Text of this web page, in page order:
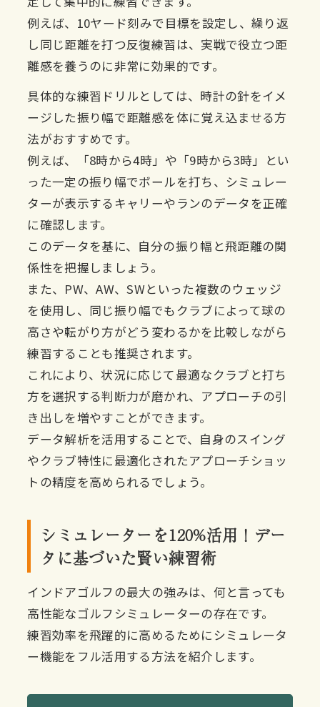
例えば、10ヤード刻みで目標を設定し、繰り返
し同じ距離を打つ反復練習は、実戦で役立つ距
離感を養うのに非常に効果的です。
具体的な練習ドリルとしては、時計の針をイメ
ージした振り幅で距離感を体に覚え込ませる方
法がおすすめです。
例えば、「8時から4時」や「9時から3時」とい
った一定の振り幅でボールを打ち、シミュレー
ターが表示するキャリーやランのデータを正確
に確認します。
このデータを基に、自分の振り幅と飛距離の関
係性を把握しましょう。
また、PW、AW、SWといった複数のウェッジ
を使用し、同じ振り幅でもクラブによって球の
高さや転がり方がどう変わるかを比較しながら
練習することも推奨されます。
これにより、状況に応じて最適なクラブと打ち
方を選択する判断力が磨かれ、アプローチの引
き出しを増やすことができます。
データ解析を活用することで、自身のスイング
やクラブ特性に最適化されたアプローチショッ
トの精度を高められるでしょう。
シミュレーターを120%活用！デー
タに基づいた賢い練習術
インドアゴルフの最大の強みは、何と言っても
高性能なゴルフシミュレーターの存在です。
練習効率を飛躍的に高めるためにシミュレータ
ー機能をフル活用する方法を紹介します。